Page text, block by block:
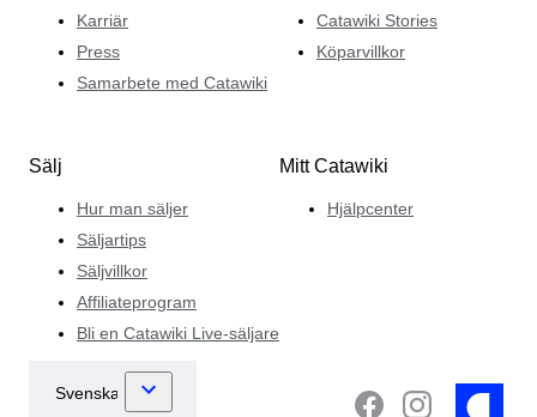
Karriär
Press
Samarbete med Catawiki
Catawiki Stories
Köparvillkor
Sälj
Hur man säljer
Säljartips
Säljvillkor
Affiliateprogram
Bli en Catawiki Live-säljare
Mitt Catawiki
Hjälpcenter